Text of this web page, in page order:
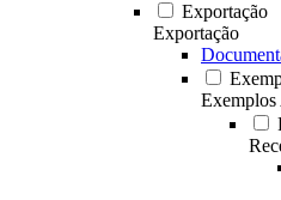
Exportação
Exportação